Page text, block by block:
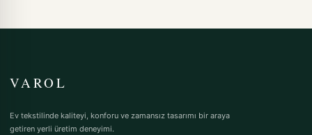
VAROL
Ev tekstilinde kaliteyi, konforu ve zamansız tasarımı bir araya
getiren yerli üretim deneyimi.